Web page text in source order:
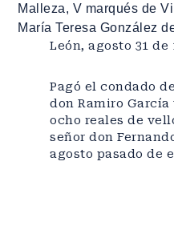
Malleza, V marqués de
María Teresa González
León, agosto 31 de
Pagó el condado
don Ramiro
ocho reales de
señor don
agosto pasado de